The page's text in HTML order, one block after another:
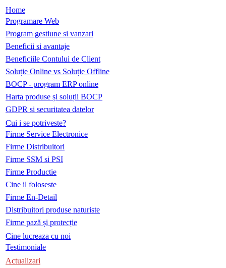
Home
Programare Web
Program gestiune si vanzari
Beneficii si avantaje
Beneficiile Contului de Client
Soluție Online vs Soluție Offline
BOCP - program ERP online
Harta produse și soluții BOCP
GDPR si securitatea datelor
Cui i se potriveste?
Firme Service Electronice
Firme Distribuitori
Firme SSM si PSI
Firme Productie
Cine il foloseste
Firme En-Detail
Distribuitori produse naturiste
Firme pază și protecție
Cine lucreaza cu noi
Testimoniale
Actualizari